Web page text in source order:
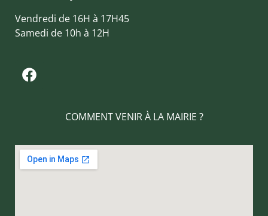
Vendredi de 16H à 17H45
Samedi de 10h à 12H
COMMENT VENIR À LA MAIRIE ?